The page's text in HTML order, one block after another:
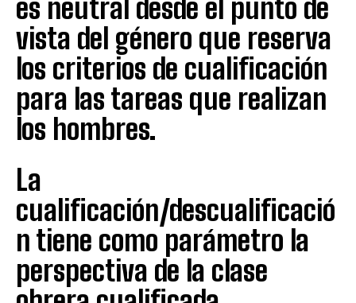
es neutral desde el punto de
vista del género que reserva
los criterios de cualificación
para las tareas que realizan
los hombres.
La
cualificación/descualificació
n tiene como parámetro la
perspectiva de la clase